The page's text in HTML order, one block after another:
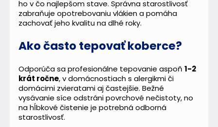
ho v čo najlepšom stave. Správna starostlivosť
zabraňuje opotrebovaniu vlákien a pomáha
zachovať jeho kvalitu na dlhé roky.
Ako často tepovať koberce?
Odporúča sa profesionálne tepovanie aspoň 1-2
krát ročne, v domácnostiach s alergikmi či
domácimi zvieratami aj častejšie. Bežné
vysávanie síce odstráni povrchové nečistoty, no
na hĺbkové čistenie je potrebná odborná
starostlivosť.